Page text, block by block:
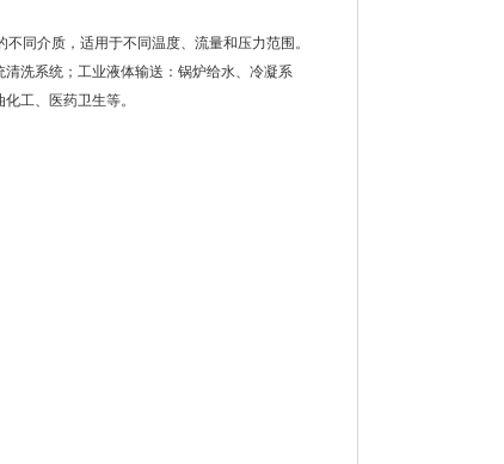
同介质，适用于不同温度、流量和压力范围。
洗系统；工业液体输送：锅炉给水、冷凝系
工、医药卫生等。